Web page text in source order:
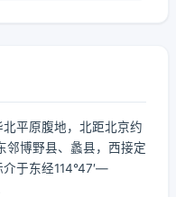
平原腹地，北距北京约
邻博野县、蠡县，西接定
于东经114°47′—